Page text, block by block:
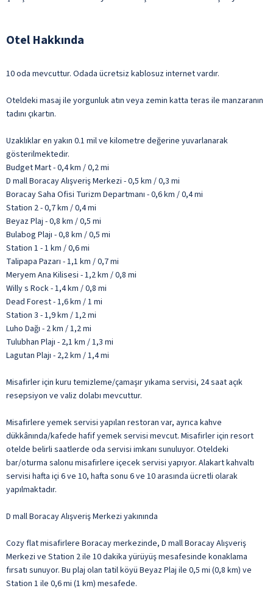
Otel Hakkında
10 oda mevcuttur. Odada ücretsiz kablosuz internet vardır.
Oteldeki masaj ile yorgunluk atın veya zemin katta teras ile manzaranın
tadını çıkartın.
Uzaklıklar en yakın 0.1 mil ve kilometre değerine yuvarlanarak
gösterilmektedir.
Budget Mart - 0,4 km / 0,2 mi
D mall Boracay Alışveriş Merkezi - 0,5 km / 0,3 mi
Boracay Saha Ofisi Turizm Departmanı - 0,6 km / 0,4 mi
Station 2 - 0,7 km / 0,4 mi
Beyaz Plaj - 0,8 km / 0,5 mi
Bulabog Plajı - 0,8 km / 0,5 mi
Station 1 - 1 km / 0,6 mi
Talipapa Pazarı - 1,1 km / 0,7 mi
Meryem Ana Kilisesi - 1,2 km / 0,8 mi
Willy s Rock - 1,4 km / 0,8 mi
Dead Forest - 1,6 km / 1 mi
Station 3 - 1,9 km / 1,2 mi
Luho Dağı - 2 km / 1,2 mi
Tulubhan Plajı - 2,1 km / 1,3 mi
Lagutan Plajı - 2,2 km / 1,4 mi
Misafirler için kuru temizleme/çamaşır yıkama servisi, 24 saat açık
resepsiyon ve valiz dolabı mevcuttur.
Misafirlere yemek servisi yapılan restoran var, ayrıca kahve
dükkânında/kafede hafif yemek servisi mevcut. Misafirler için resort
otelde belirli saatlerde oda servisi imkanı sunuluyor. Oteldeki
bar/oturma salonu misafirlere içecek servisi yapıyor. Alakart kahvaltı
servisi hafta içi 6 ve 10, hafta sonu 6 ve 10 arasında ücretli olarak
yapılmaktadır.
D mall Boracay Alışveriş Merkezi yakınında
Cozy flat misafirlere Boracay merkezinde, D mall Boracay Alışveriş
Merkezi ve Station 2 ile 10 dakika yürüyüş mesafesinde konaklama
fırsatı sunuyor. Bu plaj olan tatil köyü Beyaz Plaj ile 0,5 mi (0,8 km) ve
Station 1 ile 0,6 mi (1 km) mesafede.